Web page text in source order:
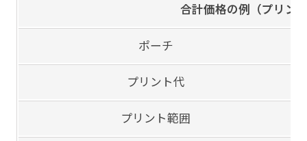
合計価格の例（プリン
ポーチ
プリント代
プリント範囲